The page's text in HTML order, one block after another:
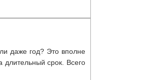
даже год? Это вполне
срок. Всего